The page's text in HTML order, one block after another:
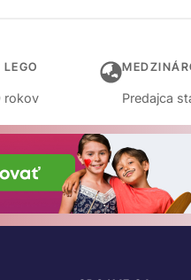
rokov Predajca